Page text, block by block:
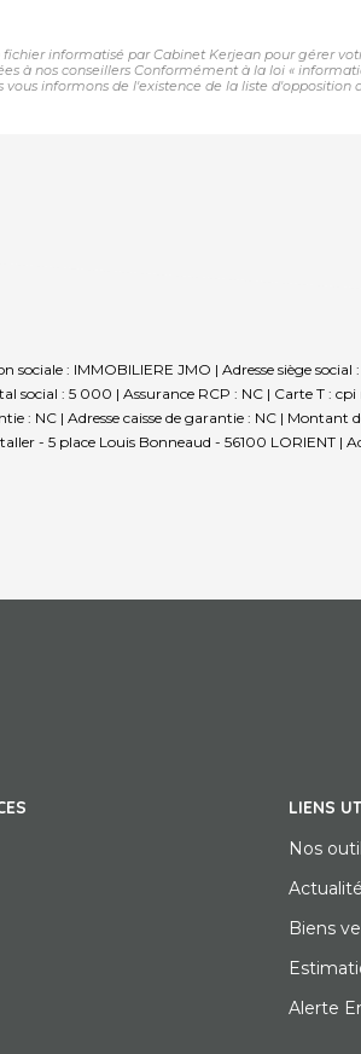
informatisé par Cabinet Kerjean pour gérer
à nos conseillers Conformément à la loi «
informons de l'existence de la liste
: IMMOBILIERE JMO | Adresse siège
social : 5 000 | Assurance RCP : NC | Carte T :
: NC | Adresse caisse de garantie : NC |
- 5 place Louis Bonneaud - 56100 LORIENT |
LIENS
Nos
Biens
Alerte